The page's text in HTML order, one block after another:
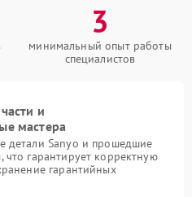
3
минимальный опыт работы
специалистов
и
мастера
детали Sanyo и прошедшие
гарантирует корректную
гарантийных